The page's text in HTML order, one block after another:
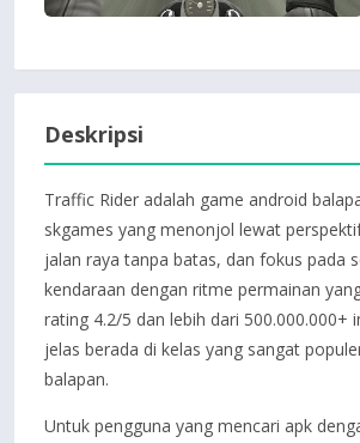
Deskripsi
Traffic Rider adalah game android
skgames yang menonjol lewat
jalan raya tanpa batas, dan fokus pada
kendaraan dengan ritme permainan
rating 4.2/5 dan lebih dari 500.000.000+
jelas berada di kelas yang sangat
balapan.
Untuk pengguna yang mencari apk